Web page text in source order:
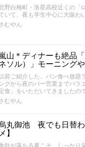
野白梅町・洛星高校近くの「
いて、夜も学生中心に大賑わ
むやん
嵐山＊ディナーも絶品
ソル）」モーニング
以前ご紹介した、パン食べ放題
ングから夜のバー営業までバラ
食」をいただいてきましたの
むやん
丸御池 夜でも日替わ
メ】
欲が落ちる夏こそ、しっかり